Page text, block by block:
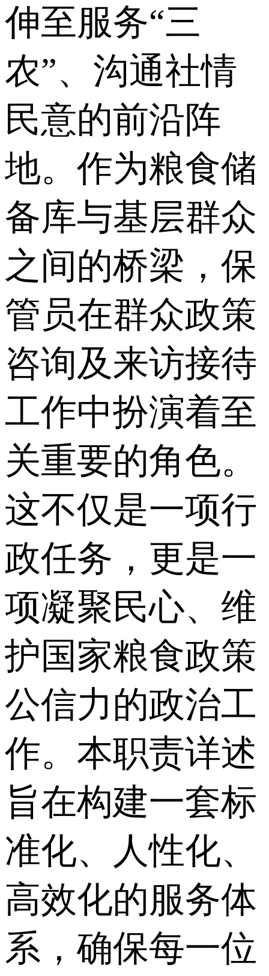
伸至服务“三
农”、沟通社情
民意的前沿阵
地。作为粮食储
备库与基层群众
之间的桥梁，保
管员在群众政策
咨询及来访接待
工作中扮演着至
关重要的角色。
这不仅是一项行
政任务，更是一
项凝聚民心、维
护国家粮食政策
公信力的政治工
作。本职责详述
旨在构建一套标
准化、人性化、
高效化的服务体
系，确保每一位